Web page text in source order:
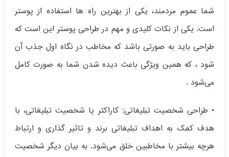
شما عموم مردمند، یکی از بهترین راه ها استفاده از پوستر
است. یکی از نکات کلیدی و مهم در طراحی پوستر این است که
طراحی باید به صورتی باشد که مخاطب در نگاه اول جذب آن
شود ، که همین ویژگی باعث دیده شدن شما به صورت کامل
می‌شود .
• طراحی شخصیت تبلیغاتی: کاراکتر یا شخصیت تبلیغاتی، با
هدف کمک به اهداف تبلیغاتی برند و تاثیر گذاری و ارتباط
هرچه بیشتر با مخاطبین خلق می‌شود. به بیان دیگر شخصیت